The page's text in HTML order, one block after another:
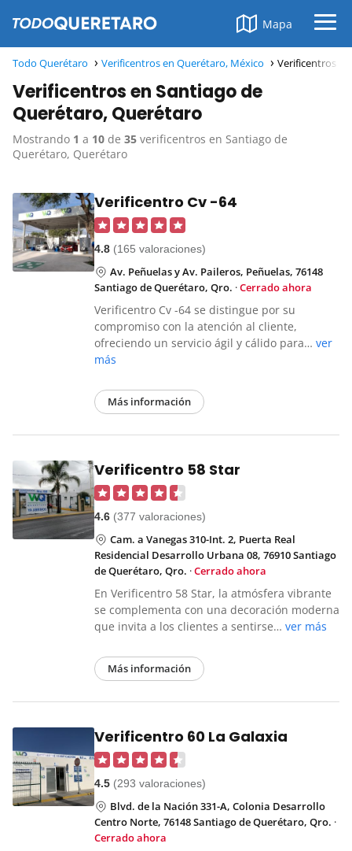
Mapa
Todo Querétaro Verificentros en Querétaro, México Verificentros
Verificentros en Santiago de
Querétaro, Querétaro
Mostrando 1 a 10 de 35 verificentros en Santiago de
Querétaro, Querétaro
Verificentro Cv -64
4.8 (165 valoraciones)
Av. Peñuelas y Av. Paileros, Peñuelas, 76148
Santiago de Querétaro, Qro. ·Cerrado ahora
Verificentro Cv -64 se distingue por su
compromiso con la atención al cliente,
ofreciendo un servicio ágil y cálido para… ver
más
Más información
Verificentro 58 Star
4.6 (377 valoraciones)
Cam. a Vanegas 310-Int. 2, Puerta Real
Residencial Desarrollo Urbana 08, 76910 Santiago
de Querétaro, Qro. ·Cerrado ahora
En Verificentro 58 Star, la atmósfera vibrante
se complementa con una decoración moderna
que invita a los clientes a sentirse… ver más
Más información
Verificentro 60 La Galaxia
4.5 (293 valoraciones)
Blvd. de la Nación 331-A, Colonia Desarrollo
Centro Norte, 76148 Santiago de Querétaro, Qro. ·
Cerrado ahora